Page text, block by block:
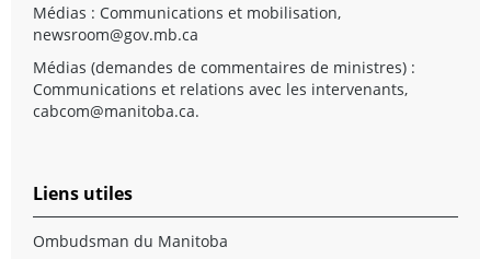
Médias : Communications et mobilisation,
newsroom@gov.mb.ca
Médias (demandes de commentaires de ministres) :
Communications et relations avec les intervenants,
cabcom@manitoba.ca.
Liens utiles
Ombudsman du Manitoba